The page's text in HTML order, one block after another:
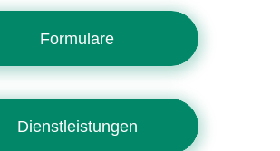
Formulare
Dienstleistungen